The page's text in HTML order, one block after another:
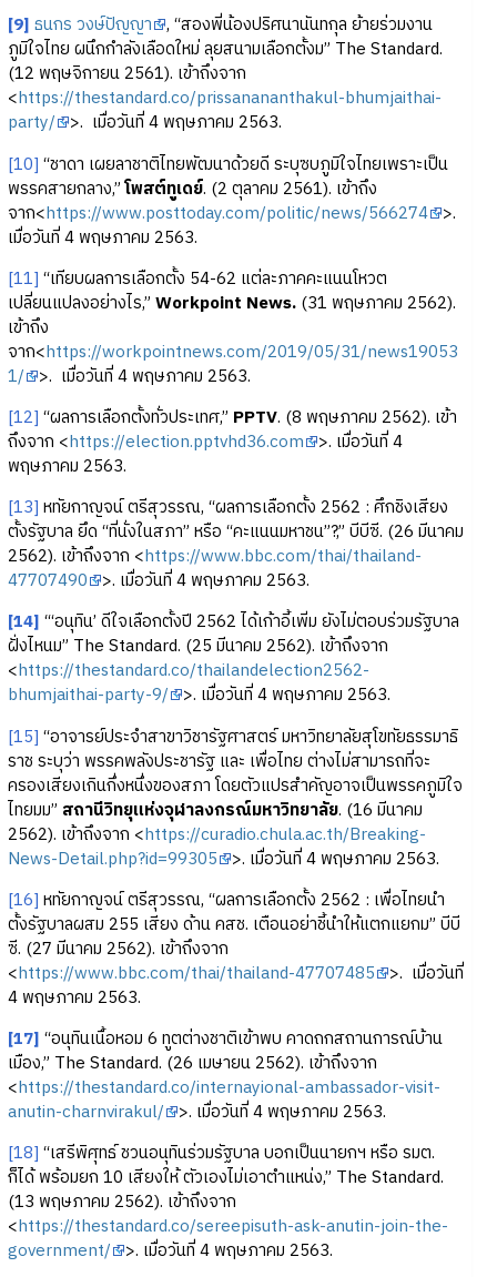
[9] ธนกร วงษ์ปัญญา , “สองพี่น้องปริศนานันทกุล ย้ายร่วมงาน
ภูมิใจไทย ผนึกกำลังเลือดใหม่ ลุยสนามเลือกตั้งม” The Standard.
(12 พฤษจิกายน 2561). เข้าถึงจาก
<https://thestandard.co/prissanananthakul-bhumjaithai-
party/ >. เมื่อวันที่ 4 พฤษภาคม 2563.
[10] “ชาดา เผยลาชาติไทยพัฒนาด้วยดี ระบุซบภูมิใจไทยเพราะเป็น
พรรคสายกลาง,”โพสต์ทูเดย์. (2 ตุลาคม 2561). เข้าถึง
จาก<https://www.posttoday.com/politic/news/566274 >.
เมื่อวันที่ 4 พฤษภาคม 2563.
[11] “เทียบผลการเลือกตั้ง 54-62 แต่ละภาคคะแนนโหวต
เปลี่ยนแปลงอย่างไร,” Workpoint News. (31 พฤษภาคม 2562).
เข้าถึง
จาก<https://workpointnews.com/2019/05/31/news19053
1/ >. เมื่อวันที่ 4 พฤษภาคม 2563.
[12] “ผลการเลือกตั้งทั่วประเทศ,” PPTV. (8 พฤษภาคม 2562). เข้า
ถึงจาก <https://election.pptvhd36.com >. เมื่อวันที่ 4
พฤษภาคม 2563.
[13] หทัยกาญจน์ ตรีสุวรรณ, “ผลการเลือกตั้ง 2562 : ศึกชิงเสียง
ตั้งรัฐบาล ยึด “ที่นั่งในสภา” หรือ “คะแนนมหาชน”?,” บีบีซี. (26 มีนาคม
2562). เข้าถึงจาก <https://www.bbc.com/thai/thailand-
47707490 >. เมื่อวันที่ 4 พฤษภาคม 2563.
[14] “‘อนุทิน’ ดีใจเลือกตั้งปี 2562 ได้เก้าอี้เพิ่ม ยังไม่ตอบร่วมรัฐบาล
ฝั่งไหนม” The Standard. (25 มีนาคม 2562). เข้าถึงจาก
<https://thestandard.co/thailandelection2562-
bhumjaithai-party-9/ >. เมื่อวันที่ 4 พฤษภาคม 2563.
[15] “อาจารย์ประจำสาขาวิชารัฐศาสตร์ มหาวิทยาลัยสุโขทัยธรรมาธิ
ราช ระบุว่า พรรคพลังประชารัฐ และ เพื่อไทย ต่างไม่สามารถที่จะ
ครองเสียงเกินกึ่งหนึ่งของสภา โดยตัวแปรสำคัญอาจเป็นพรรคภูมิใจ
ไทยมม” สถานีวิทยุแห่งจุฬาลงกรณ์มหาวิทยาลัย. (16 มีนาคม
2562). เข้าถึงจาก <https://curadio.chula.ac.th/Breaking-
News-Detail.php?id=99305 >. เมื่อวันที่ 4 พฤษภาคม 2563.
[16] หทัยกาญจน์ ตรีสุวรรณ, “ผลการเลือกตั้ง 2562 : เพื่อไทยนำ
ตั้งรัฐบาลผสม 255 เสียง ด้าน คสช. เตือนอย่าชี้นำให้แตกแยกม” บีบี
ซี. (27 มีนาคม 2562). เข้าถึงจาก
<https://www.bbc.com/thai/thailand-47707485 >. เมื่อวันที่
4 พฤษภาคม 2563.
[17] “อนุทินเนื้อหอม 6 ทูตต่างชาติเข้าพบ คาดถกสถานการณ์บ้าน
เมือง,” The Standard. (26 เมษายน 2562). เข้าถึงจาก
<https://thestandard.co/internayional-ambassador-visit-
anutin-charnvirakul/ >. เมื่อวันที่ 4 พฤษภาคม 2563.
[18] “เสรีพิศุทธ์ ชวนอนุทินร่วมรัฐบาล บอกเป็นนายกฯ หรือ รมต.
ก็ได้ พร้อมยก 10 เสียงให้ ตัวเองไม่เอาตำแหน่ง,” The Standard.
(13 พฤษภาคม 2562). เข้าถึงจาก
<https://thestandard.co/sereepisuth-ask-anutin-join-the-
government/ >. เมื่อวันที่ 4 พฤษภาคม 2563.